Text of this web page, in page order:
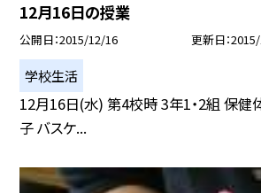
12月16日の授業
公開日 2015/12/16 更新日
学校生活
12月16日(水) 第4校時 3年1・2組 保健
子 バスケ...